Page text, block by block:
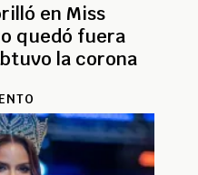
en Miss
quedó fuera
la corona